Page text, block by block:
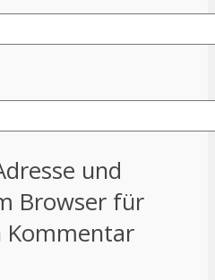
und
Browser für
Kommentar